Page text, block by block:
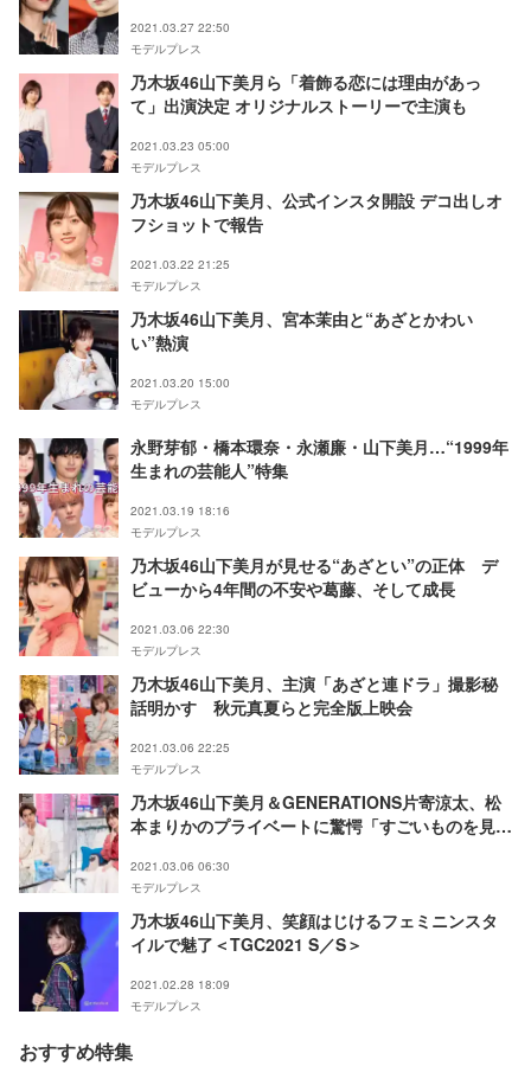
2021.03.27 22:50
モデルプレス
乃木坂46山下美月ら「着飾る恋には理由があっ
て」出演決定 オリジナルストーリーで主演も
2021.03.23 05:00
モデルプレス
乃木坂46山下美月、公式インスタ開設 デコ出しオ
フショットで報告
2021.03.22 21:25
モデルプレス
乃木坂46山下美月、宮本茉由と“あざとかわい
い”熱演
2021.03.20 15:00
モデルプレス
永野芽郁・橋本環奈・永瀬廉・山下美月…“1999年
生まれの芸能人”特集
2021.03.19 18:16
モデルプレス
乃木坂46山下美月が見せる“あざとい”の正体 デ
ビューから4年間の不安や葛藤、そして成長
2021.03.06 22:30
モデルプレス
乃木坂46山下美月、主演「あざと連ドラ」撮影秘
話明かす 秋元真夏らと完全版上映会
2021.03.06 22:25
モデルプレス
乃木坂46山下美月＆GENERATIONS片寄涼太、松
本まりかのプライベートに驚愕「すごいものを見
2021.03.06 06:30
モデルプレス
乃木坂46山下美月、笑顔はじけるフェミニンスタ
イルで魅了＜TGC2021 S／S＞
2021.02.28 18:09
モデルプレス
おすすめ特集